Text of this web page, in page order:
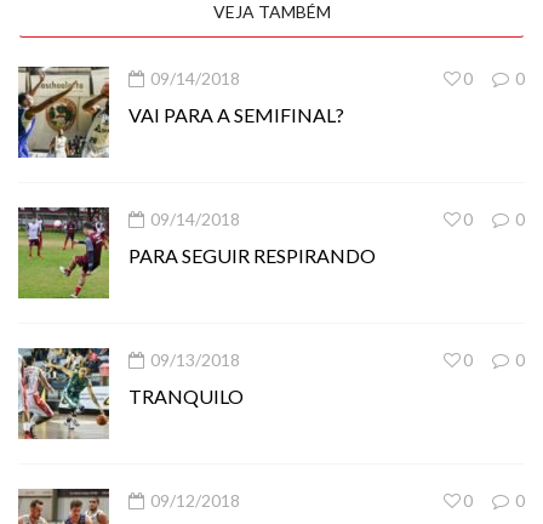
VEJA TAMBÉM
09/14/2018 0
0
VAI PARA A SEMIFINAL?
09/14/2018 0
0
PARA SEGUIR RESPIRANDO
09/13/2018 0
0
TRANQUILO
09/12/2018 0
0